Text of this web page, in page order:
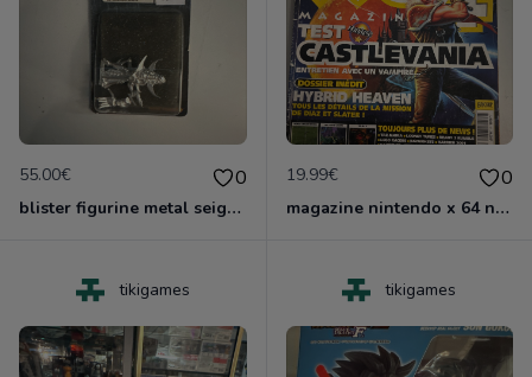
55.00€ 0
blister figurine metal seigeur eldar noir neuf nlister
19.99€ 0
magazine nintendo x 64 no 17
tikigames tikigames